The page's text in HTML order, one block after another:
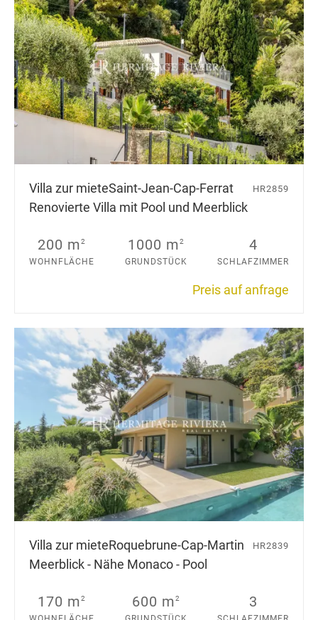
Villa zur mieteSaint-Jean-Cap-Ferrat
Renovierte Villa mit Pool und Meerblick
HR2859
200 m2
WOHNFLÄCHE
1000 m2
GRUNDSTÜCK
4
SCHLAFZIMMER
Preis auf anfrage
Villa zur mieteRoquebrune-Cap-Martin
Meerblick - Nähe Monaco - Pool
HR2839
170 m2 600 m2 3